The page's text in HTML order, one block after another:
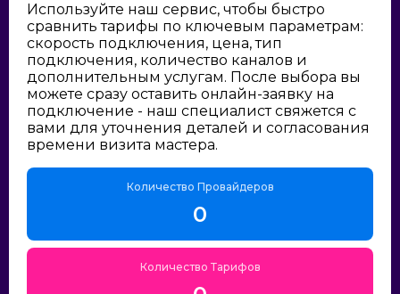
Используйте наш сервис, чтобы быстро
сравнить тарифы по ключевым параметрам:
скорость подключения, цена, тип
подключения, количество каналов и
дополнительным услугам. После выбора вы
можете сразу оставить онлайн-заявку на
подключение - наш специалист свяжется с
вами для уточнения деталей и согласования
времени визита мастера.
Количество Провайдеров
0
Количество Тарифов